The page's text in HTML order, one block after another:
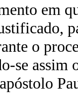
em
o
se assim